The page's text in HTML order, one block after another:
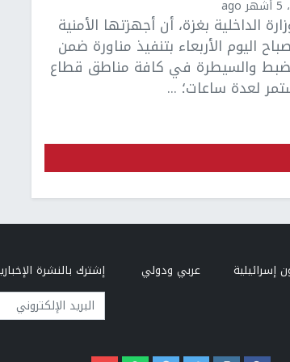
الداخلية بغزة، أن أجهزتها الأمنية
اليوم الأربعاء بتنفيذ مناورة ضمن
والسيطرة في كافة مناطق قطاع
لعدة ساعات؛ ...
إسرائيلية
عربي ودولي
إشترك بالنشرة
البريد الإلكتروني